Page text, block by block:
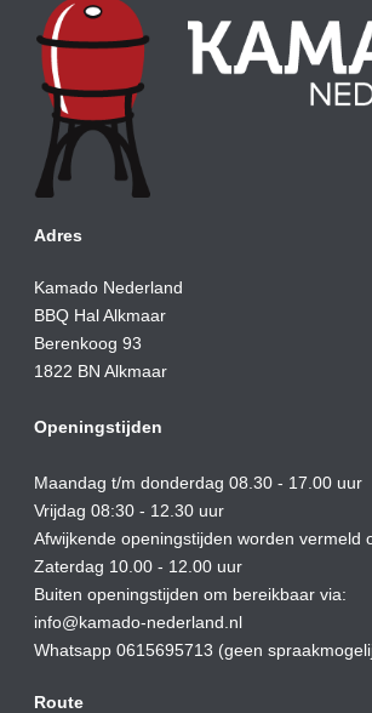
Adres
Kamado Nederland
BBQ Hal Alkmaar
Berenkoog 93
1822 BN Alkmaar
Openingstijden
Maandag t/m donderdag 08.30 - 17.00 uur
Vrijdag 08:30 - 12.30 uur
Afwijkende openingstijden worden vermeld
Zaterdag 10.00 - 12.00 uur
Buiten openingstijden om bereikbaar via:
info@kamado-nederland.nl
Whatsapp 0615695713 (geen
Route